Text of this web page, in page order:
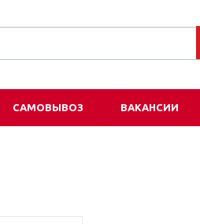
САМОВЫВОЗ ВАКАНСИИ